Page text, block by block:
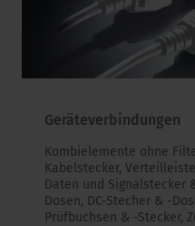
Geräteverbindungen
Kombielemente ohne
Kabelstecker,
Daten und Signalstecker
Dosen, DC-Stecher & -
Prüfbuchsen & -Stecker,